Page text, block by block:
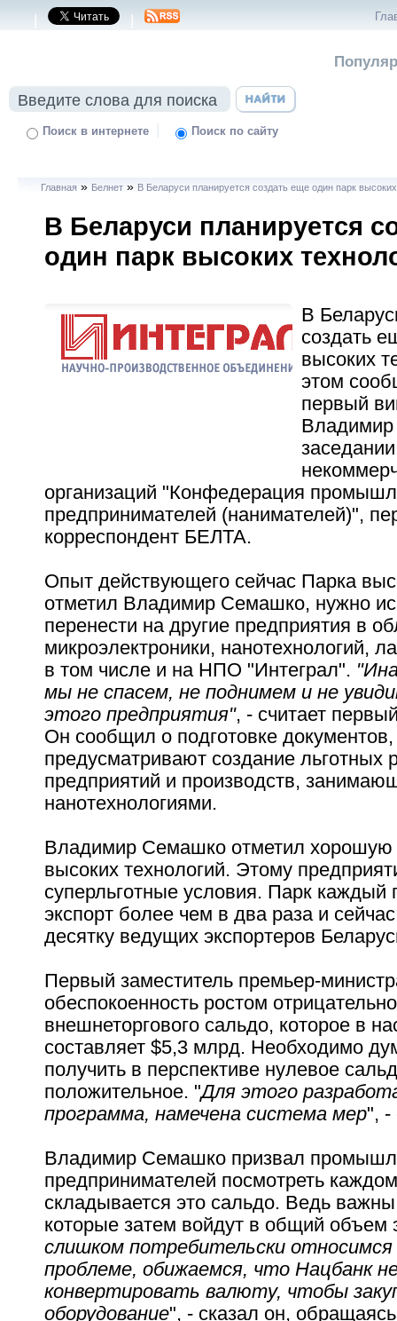
| |
Поиск в интернете | Поиск по сайту
Главная » Белнет » В Беларуси планируется создать еще один парк
В Беларуси планируется
один парк высоких
В
создать
высоких
этом
первый
организаций "Конфедерация
предпринимателей (нанимателей)",
корреспондент БЕЛТА.
Опыт действующего сейчас Парка
отметил Владимир Семашко, нужно
перенести на другие предприятия в
микроэлектроники, нанотехнологий,
в том числе и на НПО "Интеграл".
мы не спасем, не поднимем и не
этого предприятия", - считает
Он сообщил о подготовке
предусматривают создание льготных
предприятий и производств,
нанотехнологиями.
Владимир Семашко отметил хорошую
высоких технологий. Этому
суперльготные условия. Парк каждый
экспорт более чем в два раза и
десятку ведущих экспортеров
Первый заместитель премьер-
обеспокоенность ростом
внешнеторгового сальдо, которое в
составляет $5,3 млрд. Необходимо
получить в перспективе нулевое
положительное. "Для этого
программа, намечена система мер", -
Владимир Семашко призвал
предпринимателей посмотреть
складывается это сальдо. Ведь
которые затем войдут в общий объем
слишком потребительски
проблеме, обижаемся, что Нацбанк
конвертировать валюту, чтобы
оборудование", - сказал он,